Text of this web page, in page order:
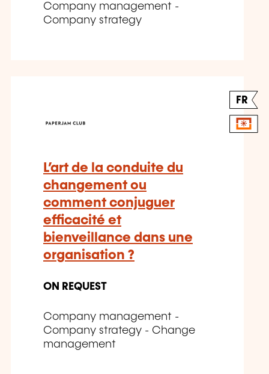
Company management -
Company strategy
FR
L’art de la conduite du
changement ou
comment conjuguer
efficacité et
bienveillance dans une
organisation ?
ON REQUEST
Company management -
Company strategy - Change
management